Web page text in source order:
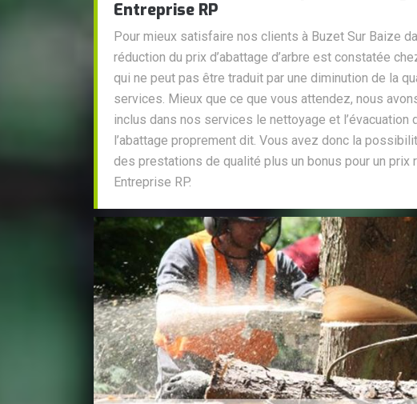
Entreprise RP
Pour mieux satisfaire nos clients à Buzet Sur Baize
réduction du prix d’abattage d’arbre est constatée
qui ne peut pas être traduit par une diminution de la
services. Mieux que ce que vous attendez, nous
inclus dans nos services le nettoyage et l’évacuation
l’abattage proprement dit. Vous avez donc la
des prestations de qualité plus un bonus pour un prix
Entreprise RP.